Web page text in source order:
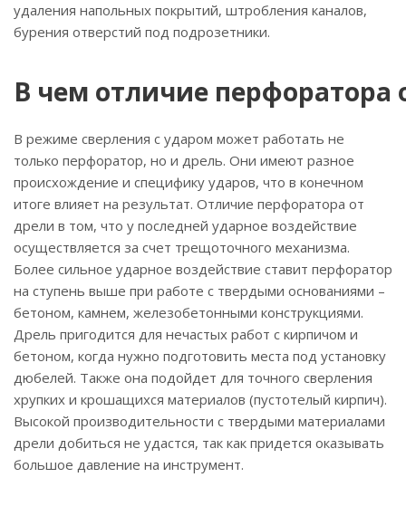
удаления напольных покрытий, штробления каналов,
бурения отверстий под подрозетники.
В чем отличие перфоратора
В режиме сверления с ударом может работать не
только перфоратор, но и дрель. Они имеют разное
происхождение и специфику ударов, что в конечном
итоге влияет на результат. Отличие перфоратора от
дрели в том, что у последней ударное воздействие
осуществляется за счет трещоточного механизма.
Более сильное ударное воздействие ставит перфоратор
на ступень выше при работе с твердыми основаниями –
бетоном, камнем, железобетонными конструкциями.
Дрель пригодится для нечастых работ с кирпичом и
бетоном, когда нужно подготовить места под установку
дюбелей. Также она подойдет для точного сверления
хрупких и крошащихся материалов (пустотелый кирпич).
Высокой производительности с твердыми материалами
дрели добиться не удастся, так как придется оказывать
большое давление на инструмент.